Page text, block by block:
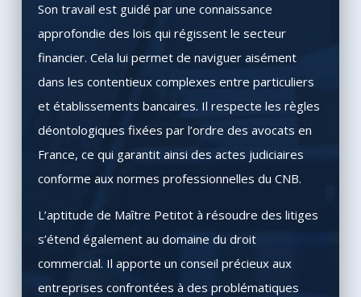
Son travail est guidé par une connaissance
approfondie des lois qui régissent le secteur
financier. Cela lui permet de naviguer aisément
dans les contentieux complexes entre particuliers
et établissements bancaires. Il respecte les règles
déontologiques fixées par l’ordre des avocats en
France, ce qui garantit ainsi des actes judiciaires
conforme aux normes professionnelles du CNB.
L’aptitude de Maître Petitot à résoudre des litiges
s’étend également au domaine du droit
commercial. Il apporte un conseil précieux aux
entreprises confrontées à des problématiques